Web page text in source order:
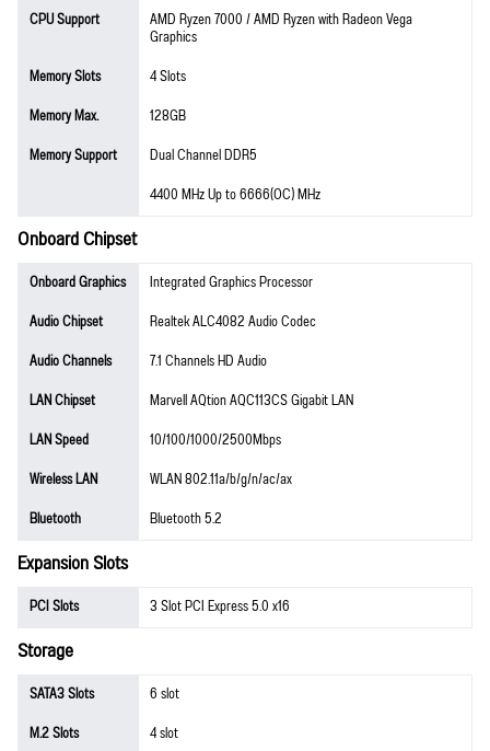
CPU Support
AMD Ryzen 7000 / AMD Ryzen with Radeon Vega
Graphics
Memory Slots
4 Slots
Memory Max.
128GB
Memory Support
Dual Channel DDR5
4400 MHz Up to 6666(OC) MHz
Onboard Chipset
Onboard Graphics
Integrated Graphics Processor
Audio Chipset
Realtek ALC4082 Audio Codec
Audio Channels
7.1 Channels HD Audio
LAN Chipset
Marvell AQtion AQC113CS Gigabit LAN
LAN Speed
10/100/1000/2500Mbps
Wireless LAN
WLAN 802.11a/​b/​g/​n/​ac/​ax
Bluetooth
Bluetooth 5.2
Expansion Slots
PCI Slots 3 Slot PCI Express 5.0 x16
Storage
SATA3 Slots
6 slot
M.2 Slots
4 slot